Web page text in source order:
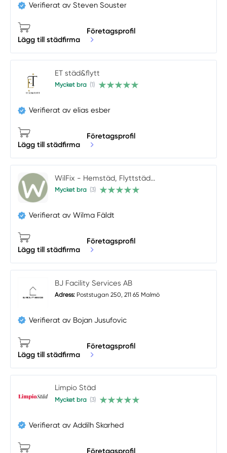
Verifierat av Steven Souster
Lägg till städfirma
Företagsprofil
ET städ&flytt
Mycket bra (1)
Verifierat av elias esber
Lägg till städfirma
Företagsprofil
WilFix - Hemstäd, Flyttstäd...
Mycket bra (3)
Verifierat av Wilma Fäldt
Lägg till städfirma
Företagsprofil
BJ Facility Services AB
Adress: Poststugan 250, 211 65 Malmö
Verifierat av Bojan Jusufovic
Lägg till städfirma
Företagsprofil
Limpio Städ
Mycket bra (3)
Verifierat av Addilh Skarhed
Företagsprofil